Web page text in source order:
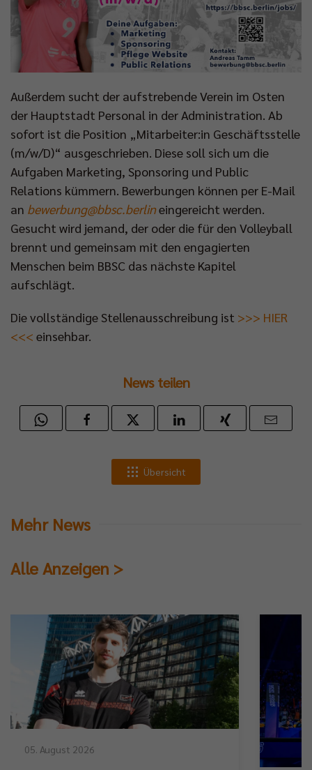
Außerdem sucht der aufstrebende Verein im Osten
der Hauptstadt Personal in der Administration. Ab
sofort ist die Position „Mitarbeiter:in Geschäftsstelle
(m/w/D)“ ausgeschrieben. Diese soll sich um die
Aufgaben Marketing, Sponsoring und Public
Relations kümmern. Bewerbungen können per E-Mail
an bewerbung@bbsc.berlineingereicht werden.
Gesucht wird jemand, der oder die für den Volleyball
brennt und gemeinsam mit den engagierten
Menschen beim BBSC das nächste Kapitel
aufschlägt.
Die vollständige Stellenausschreibung ist >>> HIER
<<< einsehbar.
News teilen
Übersicht
Mehr News
Alle Anzeigen >
05. August 2026